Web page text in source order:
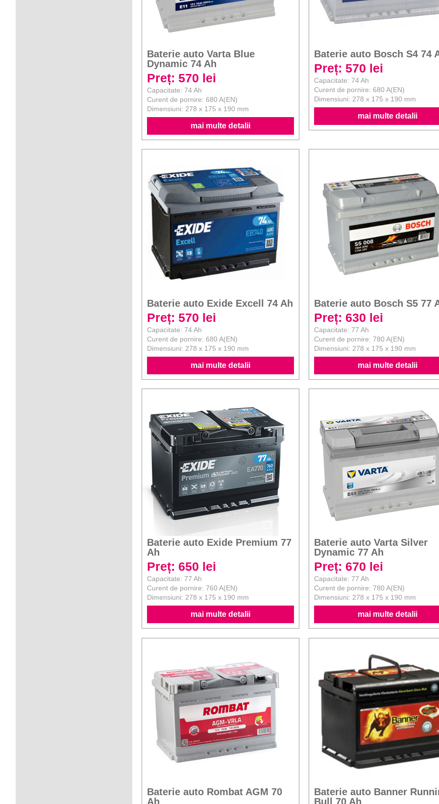
Baterie auto Varta Blue
Dynamic 74 Ah
Preț: 570 lei
Capacitate: 74 Ah
Curent de pornire: 680 A(EN)
Dimensiuni: 278 x 175 x 190 mm
mai multe detalii
Baterie auto Bosch S4 74
Preț: 570 lei
Capacitate: 74 Ah
Curent de pornire: 680 A(EN)
Dimensiuni: 278 x 175 x 190 mm
mai multe detalii
Baterie auto Exide Excell 74 Ah
Preț: 570 lei
Capacitate: 74 Ah
Curent de pornire: 680 A(EN)
Dimensiuni: 278 x 175 x 190 mm
mai multe detalii
Baterie auto Bosch S5 77
Preț: 630 lei
Capacitate: 77 Ah
Curent de pornire: 780 A(EN)
Dimensiuni: 278 x 175 x 190 mm
mai multe detalii
Baterie auto Exide Premium 77
Ah
Preț: 650 lei
Capacitate: 77 Ah
Curent de pornire: 760 A(EN)
Dimensiuni: 278 x 175 x 190 mm
mai multe detalii
Baterie auto Varta Silver
Dynamic 77 Ah
Preț: 670 lei
Capacitate: 77 Ah
Curent de pornire: 780 A(EN)
Dimensiuni: 278 x 175 x 190 mm
mai multe detalii
Baterie auto Rombat AGM 70
Ah
Baterie auto Banner
Bull 70 Ah